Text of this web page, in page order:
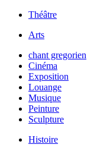
Théâtre
Arts
chant gregorien
Cinéma
Exposition
Louange
Musique
Peinture
Sculpture
Histoire